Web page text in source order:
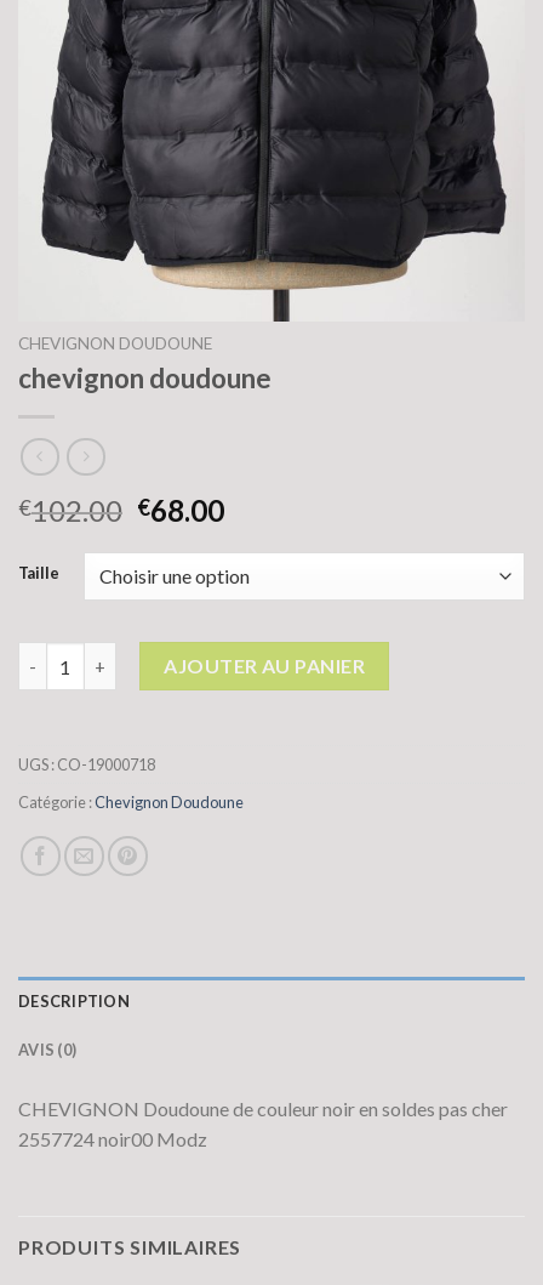
CHEVIGNON DOUDOUNE
chevignon doudoune
€102.00 €68.00
Taille
AJOUTER AU PANIER
UGS :CO-19000718
Catégorie :Chevignon Doudoune
DESCRIPTION
AVIS (0)
CHEVIGNON Doudoune de couleur noir en soldes pas cher
2557724 noir00 Modz
PRODUITS SIMILAIRES